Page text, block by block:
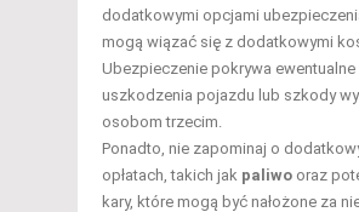
dodatkowymi opcjami
mogą wiązać się z dodatkowymi
Ubezpieczenie pokrywa ewentualne
uszkodzenia pojazdu lub szkody
osobom trzecim.
Ponadto, nie zapominaj o
opłatach, takich jak paliwo oraz
kary, które mogą być nałożone za